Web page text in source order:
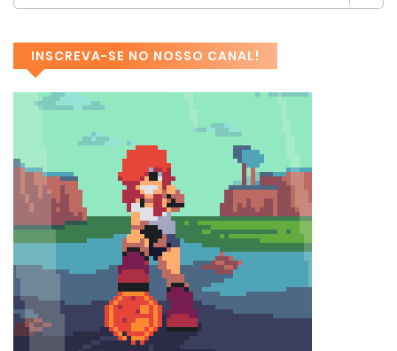
INSCREVA-SE NO NOSSO CANAL!